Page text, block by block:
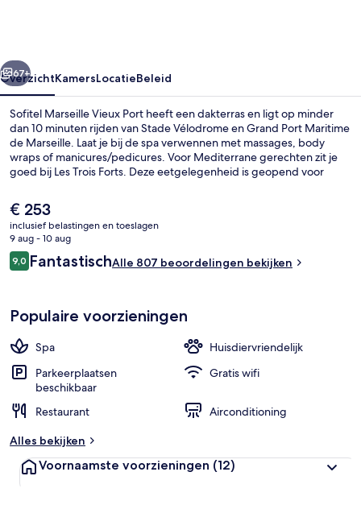
Volgende
67+
OverzichtKamersLocatieBeleid
Sofitel Marseille Vieux Port heeft een dakterras en ligt op minder
dan 10 minuten rijden van Stade Vélodrome en Grand Port Maritime
de Marseille. Laat je bij de spa verwennen met massages, body
wraps of manicures/pedicures. Voor Mediterrane gerechten zit je
goed bij Les Trois Forts. Deze eetgelegenheid is geopend voor
door voorzieningen zoals een bar/lounge, een fitnesscentrum en
een terras. Andere reizigers zijn heel enthousiast over het
behulpzame personeel.
De
huidige
prijs
is
€ 253
€ 253
inclusief belastingen en toeslagen
9 aug - 10 aug
Beoordelingen
9,09,0 op 10 –
FantastischAlle 807 beoordelingen bekijken
Populaire voorzieningen
Spa
Huisdiervriendelijk
Parkeerplaatsen
beschikbaar
Gratis wifi
Restaurant
Airconditioning
Alles bekijken
Voornaamste voorzieningen (12)